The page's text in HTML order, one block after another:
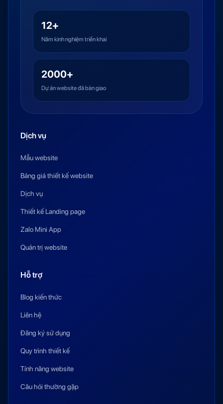
12+
Năm kinh nghiệm triển khai
2000+
Dự án website đã bàn giao
Dịch vụ
Mẫu website
Bảng giá thiết kế website
Dịch vụ
Thiết kế Landing page
Zalo Mini App
Quản trị website
Hỗ trợ
Blog kiến thức
Liên hệ
Đăng ký sử dụng
Quy trình thiết kế
Tính năng website
Câu hỏi thường gặp